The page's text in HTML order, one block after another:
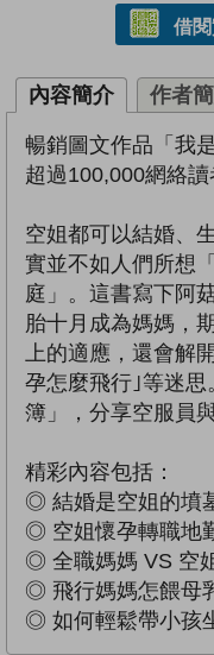
借
內容簡介 作者
暢銷圖文作品「我
超過100,000網絡
空姐都可以結婚、
實並不如人們所想
庭」。這書寫下阿
胎十月成為媽媽，
上的適應，還會解
孕怎麼飛行｣等迷
簿」，分享空服員
精彩內容包括：
◎ 結婚是空姐的墳
◎ 空姐懷孕轉職地
◎ 全職媽媽 VS 空
◎ 飛行媽媽怎餵母
◎ 如何輕鬆帶小孩